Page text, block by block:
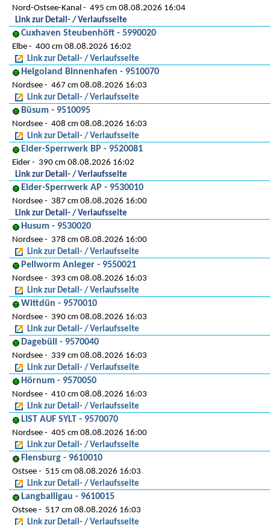
Nord-Ostsee-Kanal
495 cm 08.08.2026 16:04
Link zur Detail- / Verlaufsseite
Cuxhaven Steubenhöft - 5990020
Elbe
400 cm 08.08.2026 16:02
Link zur Detail- / Verlaufsseite
Helgoland Binnenhafen - 9510070
Nordsee
467 cm 08.08.2026 16:03
Link zur Detail- / Verlaufsseite
Büsum - 9510095
Nordsee
408 cm 08.08.2026 16:03
Link zur Detail- / Verlaufsseite
Eider-Sperrwerk BP - 9520081
Eider
390 cm 08.08.2026 16:02
Link zur Detail- / Verlaufsseite
Eider-Sperrwerk AP - 9530010
Nordsee
387 cm 08.08.2026 16:00
Link zur Detail- / Verlaufsseite
Husum - 9530020
Nordsee
378 cm 08.08.2026 16:00
Link zur Detail- / Verlaufsseite
Pellworm Anleger - 9550021
Nordsee
393 cm 08.08.2026 16:03
Link zur Detail- / Verlaufsseite
Wittdün - 9570010
Nordsee
390 cm 08.08.2026 16:03
Link zur Detail- / Verlaufsseite
Dagebüll - 9570040
Nordsee
339 cm 08.08.2026 16:03
Link zur Detail- / Verlaufsseite
Hörnum - 9570050
Nordsee
410 cm 08.08.2026 16:03
Link zur Detail- / Verlaufsseite
LIST AUF SYLT - 9570070
Nordsee
405 cm 08.08.2026 16:00
Link zur Detail- / Verlaufsseite
Flensburg - 9610010
Ostsee
515 cm 08.08.2026 16:03
Link zur Detail- / Verlaufsseite
Langballigau - 9610015
Ostsee
517 cm 08.08.2026 16:03
Link zur Detail- / Verlaufsseite